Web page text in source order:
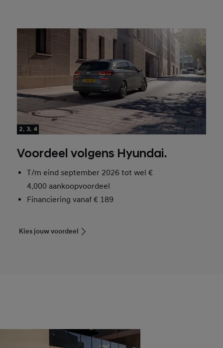
2, 3, 4
Voordeel volgens Hyundai.
T/m eind september 2026 tot wel€
4.000 aankoopvoordeel
Financiering vanaf € 189
Kies jouw voordeel